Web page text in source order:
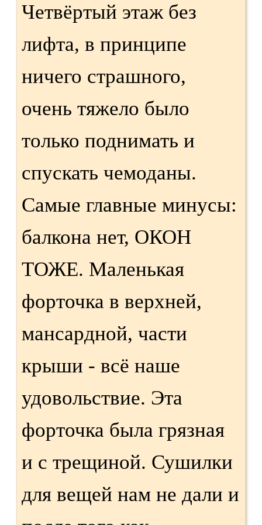
Четвёртый этаж без
лифта, в принципе
ничего страшного,
очень тяжело было
только поднимать и
спускать чемоданы.
Самые главные минусы:
балкона нет, ОКОН
ТОЖЕ. Маленькая
форточка в верхней,
мансардной, части
крыши - всё наше
удовольствие. Эта
форточка была грязная
и с трещиной. Сушилки
для вещей нам не дали и